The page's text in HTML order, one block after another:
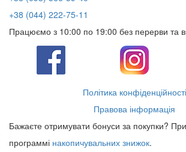
+38 (044) 222-75-11
Працюємо з 10:00 по 19:00 без перерви та
Політика конфіденційності
Правова інформація
Бажаєте отримувати бонуси за покупки?
программі накопичувальних знижок.